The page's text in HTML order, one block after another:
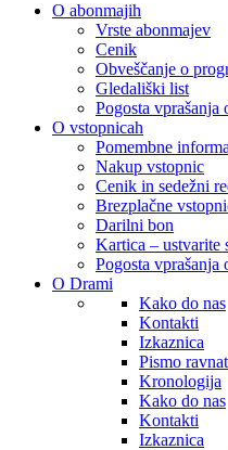
O abonmajih
Vrste abonmajev
Cenik
Obveščanje o
Gledališki list
Pogosta vprašanja
O vstopnicah
Pomembne
Nakup vstopnic
Cenik in sedežni
Brezplačne
Darilni bon
Kartica – ustvarite
Pogosta vprašanja
O Drami
Kako do nas
Kontakti
Izkaznica
Pismo
Kronologija
Kako do nas
Kontakti
Izkaznica